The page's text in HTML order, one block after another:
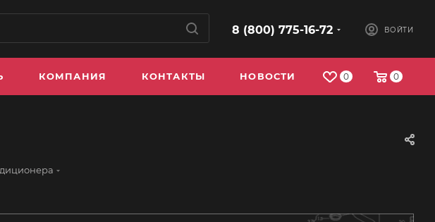
8 (800) 775-16-72 ВОЙТИ
0 0
КОМПАНИЯ КОНТАКТЫ НОВОСТИ